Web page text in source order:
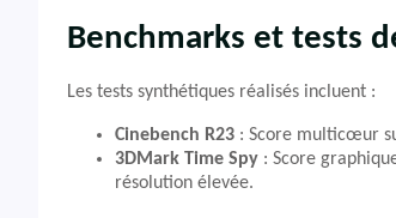
Benchmarks et tests
Les tests synthétiques réalisés incluent :
Cinebench R23 : Score multicœur
3DMark Time Spy : Score
résolution élevée.